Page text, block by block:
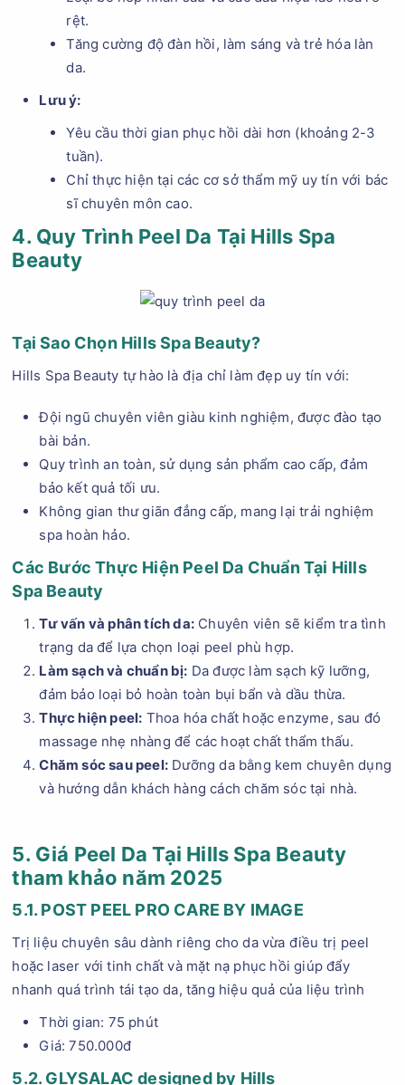
rệt.
Tăng cường độ đàn hồi, làm sáng và trẻ hóa làn
da.
Lưu ý:
Yêu cầu thời gian phục hồi dài hơn (khoảng 2-3
tuần).
Chỉ thực hiện tại các cơ sở thẩm mỹ uy tín với bác
sĩ chuyên môn cao.
4. Quy Trình Peel Da Tại Hills Spa
Beauty
Tại Sao Chọn Hills Spa Beauty?
Hills Spa Beauty tự hào là địa chỉ làm đẹp uy tín với:
Đội ngũ chuyên viên giàu kinh nghiệm, được đào tạo
bài bản.
Quy trình an toàn, sử dụng sản phẩm cao cấp, đảm
bảo kết quả tối ưu.
Không gian thư giãn đẳng cấp, mang lại trải nghiệm
spa hoàn hảo.
Các Bước Thực Hiện Peel Da Chuẩn Tại Hills
Spa Beauty
Tư vấn và phân tích da: Chuyên viên sẽ kiểm tra tình
trạng da để lựa chọn loại peel phù hợp.
Làm sạch và chuẩn bị: Da được làm sạch kỹ lưỡng,
đảm bảo loại bỏ hoàn toàn bụi bẩn và dầu thừa.
Thực hiện peel: Thoa hóa chất hoặc enzyme, sau đó
massage nhẹ nhàng để các hoạt chất thẩm thấu.
Chăm sóc sau peel: Dưỡng da bằng kem chuyên dụng
và hướng dẫn khách hàng cách chăm sóc tại nhà.
5. Giá Peel Da Tại Hills Spa Beauty
tham khảo năm 2025
5.1. POST PEEL PRO CARE BY IMAGE
Trị liệu chuyên sâu dành riêng cho da vừa điều trị peel
hoặc laser với tinh chất và mặt nạ phục hồi giúp đẩy
nhanh quá trình tái tạo da, tăng hiệu quả của liệu trình
Thời gian: 75 phút
Giá: 750.000đ
5.2. GLYSALAC designed by Hills